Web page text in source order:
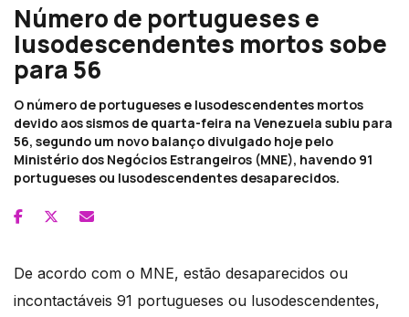
Número de portugueses e
lusodescendentes mortos sobe
para 56
O número de portugueses e lusodescendentes mortos
devido aos sismos de quarta-feira na Venezuela subiu para
56, segundo um novo balanço divulgado hoje pelo
Ministério dos Negócios Estrangeiros (MNE), havendo 91
portugueses ou lusodescendentes desaparecidos.
De acordo com o MNE, estão desaparecidos ou
incontactáveis 91 portugueses ou lusodescendentes,